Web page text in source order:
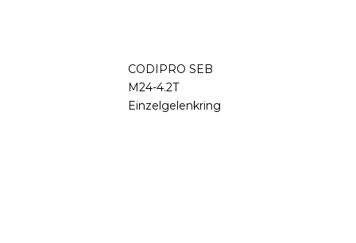
CODIPRO SEB
M24-4.2T
Einzelgelenkring